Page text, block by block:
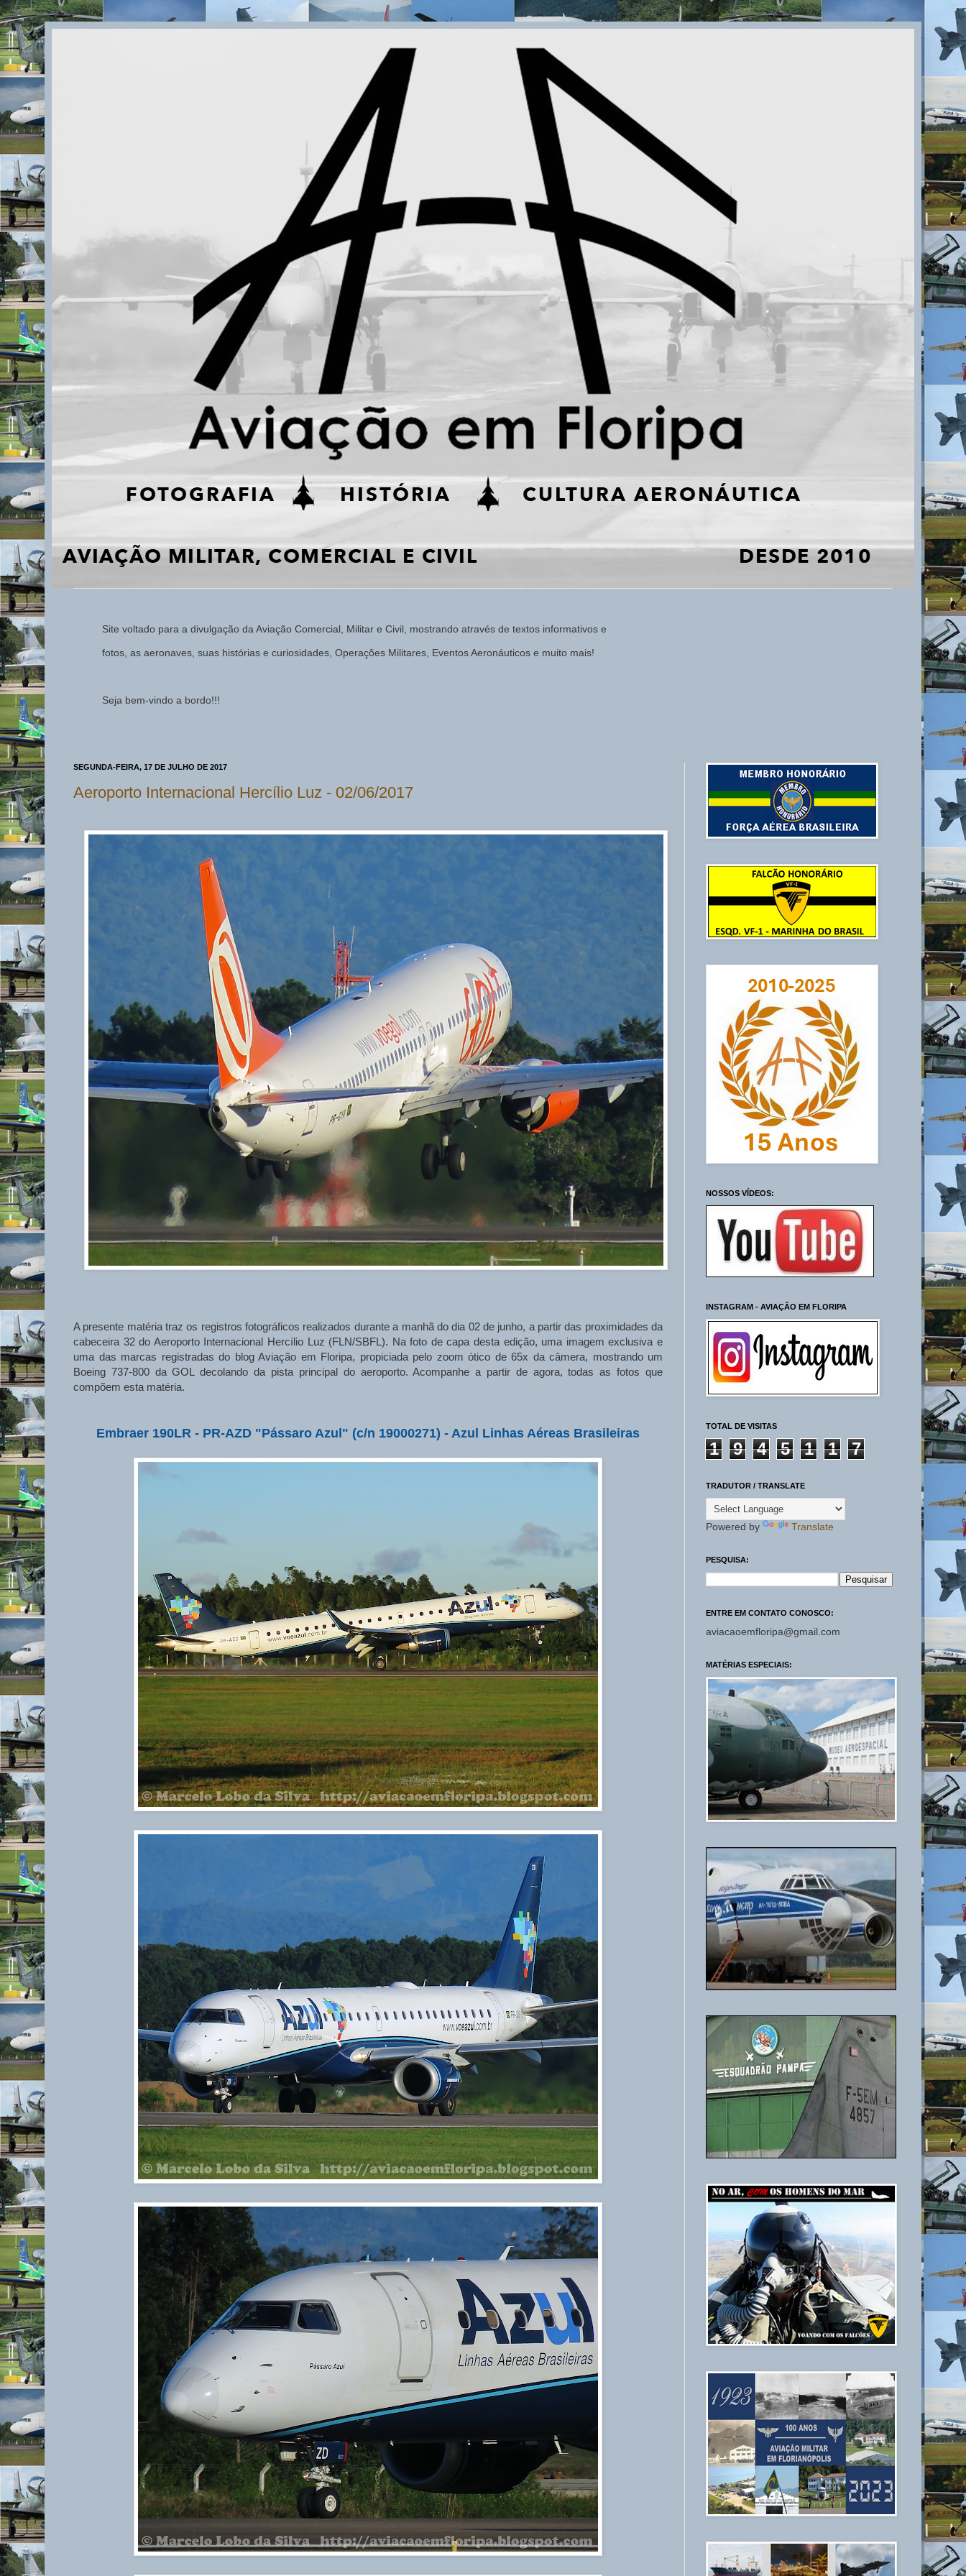
Site voltado para a divulgação da Aviação Comercial, Militar e Civil, mostrando através de textos informativos e
fotos, as aeronaves, suas histórias e curiosidades, Operações Militares, Eventos Aeronáuticos e muito mais!
Seja bem-vindo a bordo!!!
SEGUNDA-FEIRA, 17 DE JULHO DE 2017
Aeroporto Internacional Hercílio Luz - 02/06/2017
A presente matéria traz os registros fotográficos realizados durante a manhã do dia 02 de junho, a partir das proximidades da
cabeceira 32 do Aeroporto Internacional Hercílio Luz (FLN/SBFL). Na foto de capa desta edição, uma imagem exclusiva e
uma das marcas registradas do blog Aviação em Floripa, propiciada pelo zoom ótico de 65x da câmera, mostrando um
Boeing 737-800 da GOL decolando da pista principal do aeroporto. Acompanhe a partir de agora, todas as fotos que
compõem esta matéria.
Embraer 190LR - PR-AZD "Pássaro Azul" (c/n 19000271) - Azul Linhas Aéreas Brasileiras
NOSSOS VÍDEOS:
INSTAGRAM - AVIAÇÃO EM FLORIPA
TOTAL DE VISITAS
1 9 4 5 1 1 7
TRADUTOR / TRANSLATE
Powered by Translate
PESQUISA:
ENTRE EM CONTATO CONOSCO:
aviacaoemfloripa@gmail.com
MATÉRIAS ESPECIAIS: